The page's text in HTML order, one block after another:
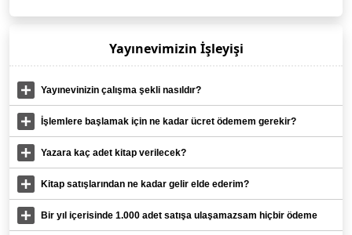
Yayınevimizin İşleyişi
Yayınevinizin çalışma şekli nasıldır?
İşlemlere başlamak için ne kadar ücret ödemem gerekir?
Yazara kaç adet kitap verilecek?
Kitap satışlarından ne kadar gelir elde ederim?
Bir yıl içerisinde 1.000 adet satışa ulaşamazsam hiçbir ödeme